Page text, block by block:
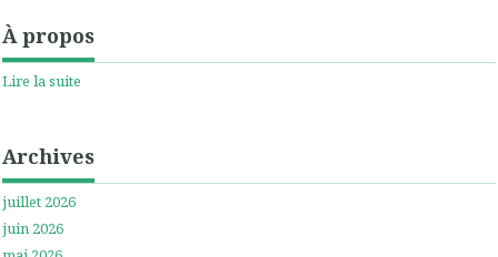
À propos
Lire la suite
Archives
juillet 2026
juin 2026